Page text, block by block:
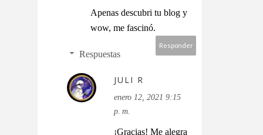
Apenas descubri tu blog y
wow, me fascinó.
Responder
Respuestas
JULI R
enero 12, 2021 9:15
p. m.
¡Gracias! Me alegra